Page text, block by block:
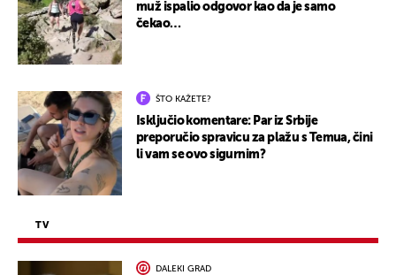
muž ispalio odgovor kao da je samo
čekao…
ŠTO KAŽETE?
Isključio komentare: Par iz Srbije
preporučio spravicu za plažu s Temua, čini
li vam se ovo sigurnim?
TV
DALEKI GRAD